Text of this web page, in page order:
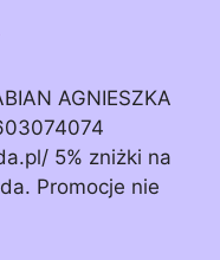
AGNIESZKA
5% zniżki na
Promocje nie